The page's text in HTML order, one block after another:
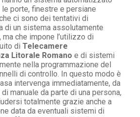
porte, finestre e persiane
ci sono dei tentativi di
di un sistema assolutamente
che impone l’utilizzo di
di Telecamere
Litorale Romano e di sistemi
nella programmazione del
di controllo. In questo modo è
intervenga immediatamente, da
manuale da parte di una persona,
totalmente grazie anche a
data da eventuali sistemi di